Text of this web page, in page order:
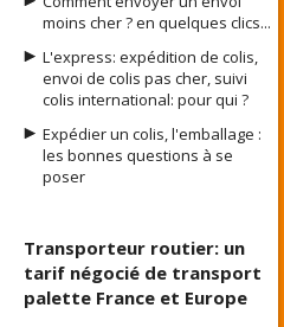
moins cher ? en quelques clics...
L'express: expédition de colis,
envoi de colis pas cher, suivi
colis international: pour qui ?
Expédier un colis, l'emballage :
les bonnes questions à se
poser
Transporteur routier: un
tarif négocié de transport
palette France et Europe